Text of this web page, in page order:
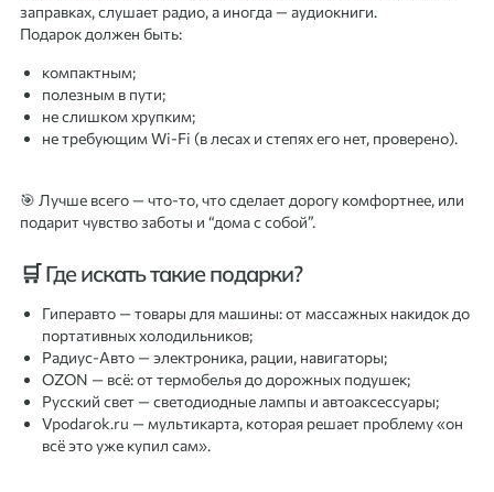
заправках, слушает радио, а иногда — аудиокниги.
Подарок должен быть:
компактным;
полезным в пути;
не слишком хрупким;
не требующим Wi-Fi (в лесах и степях его нет, проверено).
🎯 Лучше всего — что-то, что сделает дорогу комфортнее, или
подарит чувство заботы и “дома с собой”.
🛒 Где искать такие подарки?
Гиперавто — товары для машины: от массажных накидок до
портативных холодильников;
Радиус-Авто — электроника, рации, навигаторы;
OZON — всё: от термобелья до дорожных подушек;
Русский свет — светодиодные лампы и автоаксессуары;
Vpodarok.ru — мультикарта, которая решает проблему «он
всё это уже купил сам».